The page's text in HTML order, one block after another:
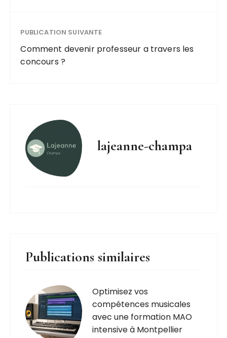
PUBLICATION SUIVANTE
Comment devenir professeur a travers les
concours ?
lajeanne-champa
Publications similaires
Optimisez vos
compétences musicales
avec une formation MAO
intensive à Montpellier